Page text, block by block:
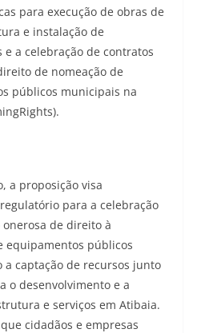
para execução de obras de
e instalação de
a celebração de contratos
de nomeação de
públicos municipais na
a proposição visa
para a celebração
de direito à
equipamentos públicos
captação de recursos junto
o desenvolvimento e a
e serviços em Atibaia.
cidadãos e empresas